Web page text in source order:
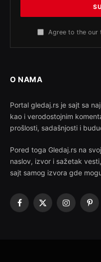
Agree to the our
O NAMA
Portal gledaj.rs je sajt sa
kao i verodostojnim
prošlosti, sadašnjosti i
Pored toga Gledaj.rs na
naslov, izvor i sažetak
sajt samog izvora gde
Facebook
X
Instagram